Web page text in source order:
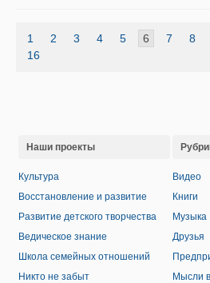
1 2 3 4 5 6 7 8
16
Наши проекты
Культура
Восстановление и развитие
Развитие детского творчества
Ведическое знание
Школа семейных отношений
Никто не забыт
Видео
Книги
Музыка
Друзья
Мысли